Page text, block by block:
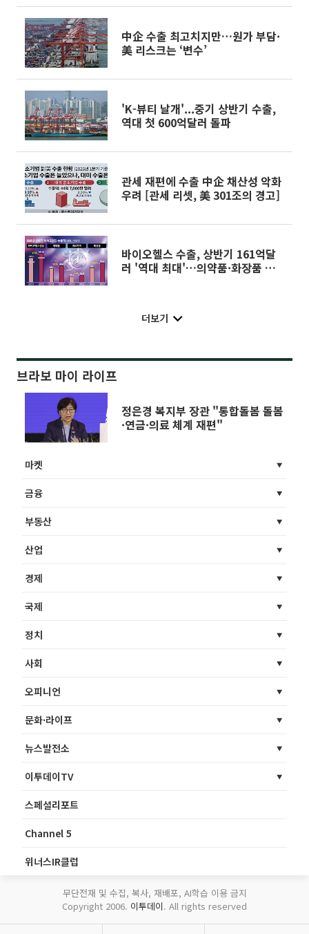
中企 수출 최고치지만…원가 부담·
美 리스크는 ‘변수’
'K-뷰티 날개'...중기 상반기 수출,
역대 첫 600억달러 돌파
관세 재편에 수출 中企 채산성 악화
우려 [관세 리셋, 美 301조의 경고]
바이오헬스 수출, 상반기 161억달
러 '역대 최대'…의약품·화장품 견
더보기
브라보 마이 라이프
정은경 복지부 장관 "통합돌봄 돌봄
·연금·의료 체계 재편"
마켓
금융
부동산
산업
경제
국제
정치
사회
오피니언
문화·라이프
뉴스발전소
이투데이TV
스페셜리포트
Channel 5
위너스IR클럽
무단전재 및 수집, 복사, 재배포, AI학습 이용 금지
Copyright 2006. 이투데이. All rights reserved